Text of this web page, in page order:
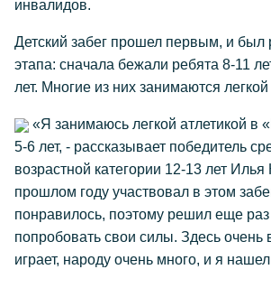
инвалидов.
Детский забег прошел первым, и был
этапа: сначала бежали ребята 8-11
лет. Многие из них занимаются легкой
«Я занимаюсь легкой атлетикой в
5-6 лет, - рассказывает победитель
возрастной категории 12-13 лет Илья
прошлом году участвовал в этом
понравилось, поэтому решил еще раз
попробовать свои силы. Здесь очень
играет, народу очень много, и я